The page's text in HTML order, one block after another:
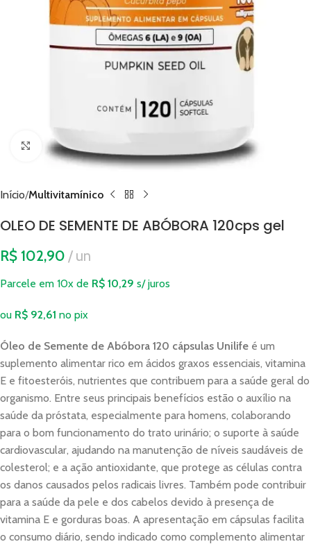
Clique para ampliar
Início Multivitamínico
OLEO DE SEMENTE DE ABÓBORA 120cps gel
R$ 102,90 un
Parcele em 10x de R$ 10,29 s/ juros
ou R$ 92,61 no pix
Óleo de Semente de Abóbora 120 cápsulas Unilife é um
suplemento alimentar rico em ácidos graxos essenciais, vitamina
E e fitoesteróis, nutrientes que contribuem para a saúde geral do
organismo. Entre seus principais benefícios estão o auxílio na
saúde da próstata, especialmente para homens, colaborando
para o bom funcionamento do trato urinário; o suporte à saúde
cardiovascular, ajudando na manutenção de níveis saudáveis de
colesterol; e a ação antioxidante, que protege as células contra
os danos causados pelos radicais livres. Também pode contribuir
para a saúde da pele e dos cabelos devido à presença de
vitamina E e gorduras boas. A apresentação em cápsulas facilita
o consumo diário, sendo indicado como complemento alimentar